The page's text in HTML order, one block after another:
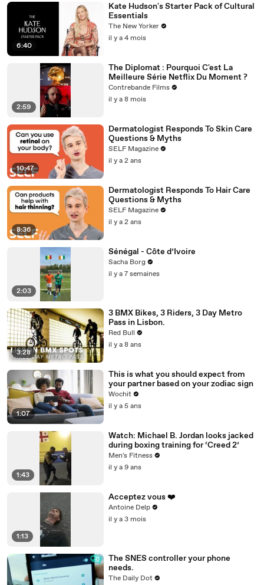
6:40
Kate Hudson's Starter Pack of Cultural
Essentials
The New Yorker
il y a 4 mois
2:59
The Diplomat : Pourquoi C'est La
Meilleure Série Netflix Du Moment ?
Contrebande Films
il y a 8 mois
10:47
Dermatologist Responds To Skin Care
Questions & Myths
SELF Magazine
il y a 2 ans
8:36
Dermatologist Responds To Hair Care
Questions & Myths
SELF Magazine
il y a 2 ans
2:03
Sénégal - Côte d’Ivoire
Sacha Borg
il y a 7 semaines
3:28
3 BMX Bikes, 3 Riders, 3 Day Metro
Pass in Lisbon.
Red Bull
il y a 8 ans
1:07
This is what you should expect from
your partner based on your zodiac sign
Wochit
il y a 5 ans
1:43
Watch: Michael B. Jordan looks jacked
during boxing training for ‘Creed 2’
Men's Fitness
il y a 9 ans
1:13
Acceptez vous ❤️
Antoine Delp
il y a 3 mois
The SNES controller your phone
needs.
The Daily Dot